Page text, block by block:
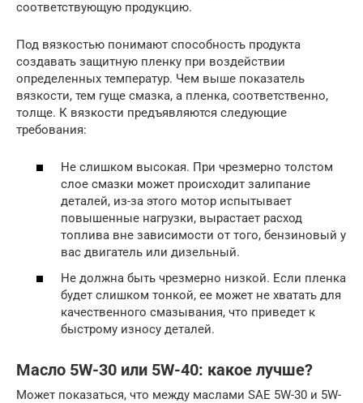
соответствующую продукцию.
Под вязкостью понимают способность продукта
создавать защитную пленку при воздействии
определенных температур. Чем выше показатель
вязкости, тем гуще смазка, а пленка, соответственно,
толще. К вязкости предъявляются следующие
требования:
Не слишком высокая. При чрезмерно толстом
слое смазки может происходит залипание
деталей, из-за этого мотор испытывает
повышенные нагрузки, вырастает расход
топлива вне зависимости от того, бензиновый у
вас двигатель или дизельный.
Не должна быть чрезмерно низкой. Если пленка
будет слишком тонкой, ее может не хватать для
качественного смазывания, что приведет к
быстрому износу деталей.
Масло 5W-30 или 5W-40: какое лучше?
Может показаться, что между маслами SAE 5W-30 и 5W-